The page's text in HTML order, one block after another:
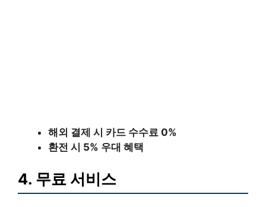
해외 결제 시 카드 수수료 0%
환전 시 5% 우대 혜택
4. 무료 서비스